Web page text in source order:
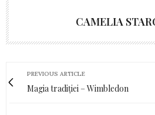
CAMELIA
PREVIOUS ARTICLE
Magia tradiției – Wimbledon